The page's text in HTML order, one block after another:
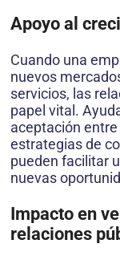
Apoyo al
Cuando una
nuevos
servicios, las
papel vital.
aceptación
estrategias de
pueden facilitar
nuevas
Impacto en
relaciones